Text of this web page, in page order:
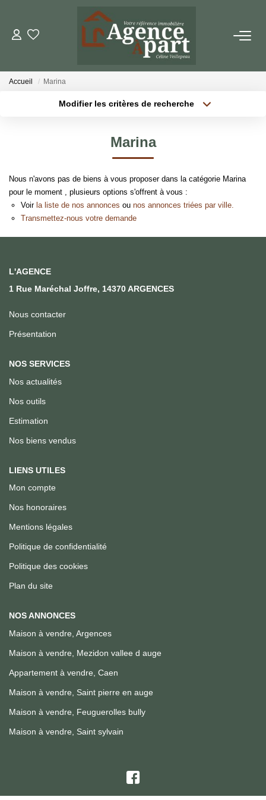
NOS BIENS
Locations
PARRAINER UN PROCHE
Notre Équipe
Accueil Marina
Modifier les critères de recherche
Plus de critères Créer une alerte
Marina
Nous n'avons pas de biens à vous proposer dans la catégorie Marina
pour le moment , plusieurs options s'offrent à vous :
Voir la liste de nos annonces ou nos annonces triées par ville.
Transmettez-nous votre demande
L'AGENCE
1 Rue Maréchal Joffre, 14370 ARGENCES
Nous contacter
Présentation
NOS SERVICES
Nos actualités
Nos outils
Estimation
Nos biens vendus
LIENS UTILES
Mon compte
Nos honoraires
Mentions légales
Politique de confidentialité
Politique des cookies
Plan du site
NOS ANNONCES
Maison à vendre, Argences
Maison à vendre, Mezidon vallee d auge
Appartement à vendre, Caen
Maison à vendre, Saint pierre en auge
Maison à vendre, Feuguerolles bully
Maison à vendre, Saint sylvain